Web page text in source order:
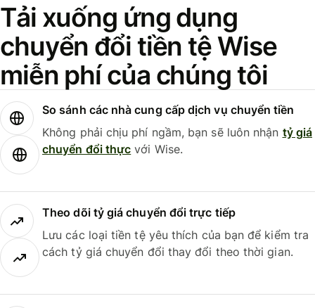
Tải xuống ứng dụng
chuyển đổi tiền tệ Wise
miễn phí của chúng tôi
So sánh các nhà cung cấp dịch vụ chuyển tiền
Không phải chịu phí ngầm, bạn sẽ luôn nhận tỷ giá
chuyển đổi thực với Wise.
Theo dõi tỷ giá chuyển đổi trực tiếp
Lưu các loại tiền tệ yêu thích của bạn để kiểm tra
cách tỷ giá chuyển đổi thay đổi theo thời gian.